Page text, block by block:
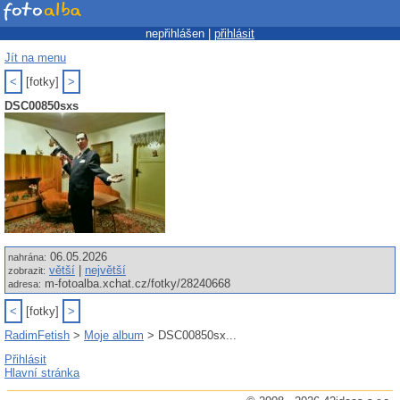
nepřihlášen | přihlásit
Jít na menu
<
[fotky]
>
DSC00850sxs
nahrána: 06.05.2026
zobrazit: větší největší
adresa: m-fotoalba.xchat.cz/fotky/28240668
< [fotky]
>
RadimFetish > Moje album > DSC00850sx...
Přihlásit
Hlavní stránka